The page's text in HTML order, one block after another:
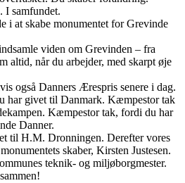
I samfundet.
i at skabe monumentet for Grevinde
viden om Grevinden – fra
altid, når du arbejder, med skarpt øje
også Danners Ærespris senere i dag.
har givet til Danmark. Kæmpestor tak
Kæmpestor tak, fordi du har
Danner.
til H.M. Dronningen. Derefter vores
skaber, Kirsten Justesen.
teknik- og miljøborgmester.